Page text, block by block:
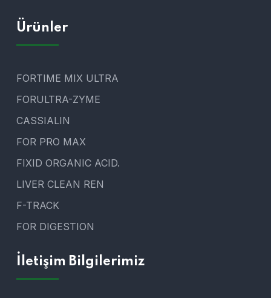
Ürünler
FORTIME MIX ULTRA
FORULTRA-ZYME
CASSIALIN
FOR PRO MAX
FIXID ORGANIC ACID.
LIVER CLEAN REN
F-TRACK
FOR DIGESTION
İletişim Bilgilerimiz